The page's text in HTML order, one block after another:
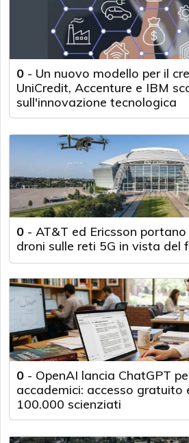
0 - Un nuovo modello per il
UniCredit, Accenture e IBM
sull'innovazione tecnologica
0 - AT&T ed Ericsson
droni sulle reti 5G in vista del
0 - OpenAI lancia ChatGPT
accademici: accesso gratuito
100.000 scienziati